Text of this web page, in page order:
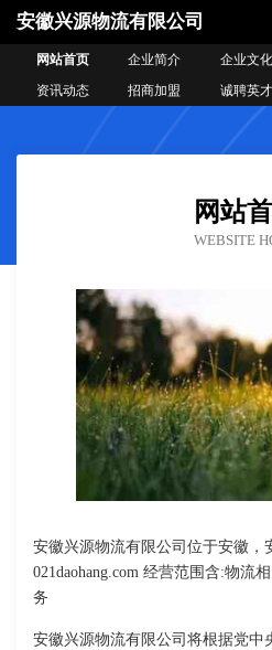
安徽兴源物流有限公司
网站首页 企业简介 企业文化
资讯动态
招商加盟 诚聘英才
网站
WEBSITE
安徽兴源物流有限公司位于安徽，
021daohang.com 经营范围含:物流
务
安徽兴源物流有限公司将根据党中